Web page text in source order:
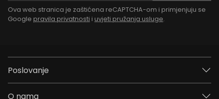
Ova web stranica je zaštićena reCAPTCHA-om i primjenjuju se
Google pravila privatnosti i uvjeti pružanja usluge.
Poslovanje
O nama